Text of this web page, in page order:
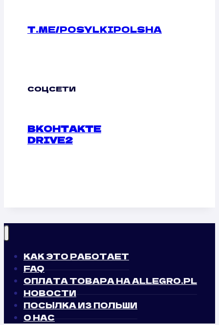
T.ME/POSYLKIPOLSHA
СОЦСЕТИ
ВКОНТАКТЕ
DRIVE2
КАК ЭТО РАБОТАЕТ
FAQ
ОПЛАТА ТОВАРА НА ALLEGRO.PL
НОВОСТИ
ПОСЫЛКА ИЗ ПОЛЬШИ
О НАС